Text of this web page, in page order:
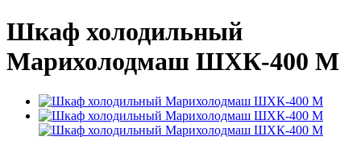
Шкаф холодильный
Марихолодмаш ШХК-400 М